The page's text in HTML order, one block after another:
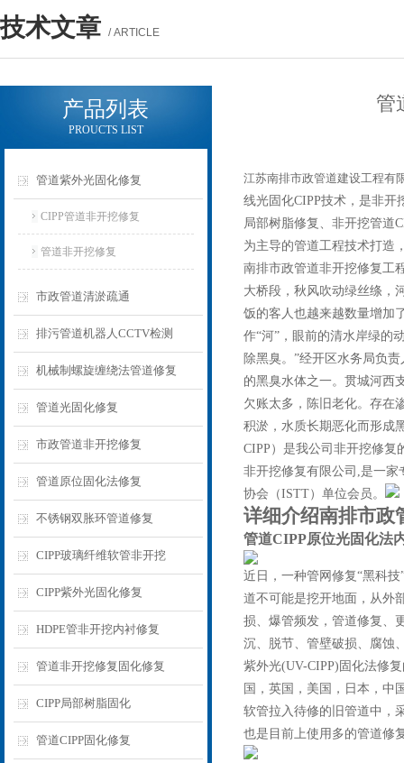
技术文章 / ARTICLE
产品列表
PROUCTS LIST
管道紫外光固化修复
CIPP管道非开挖修复
管道非开挖修复
市政管道清淤疏通
排污管道机器人CCTV检测
机械制螺旋缠绕法管道修复
管道光固化修复
市政管道非开挖修复
管道原位固化法修复
不锈钢双胀环管道修复
CIPP玻璃纤维软管非开挖
CIPP紫外光固化修复
HDPE管非开挖内衬修复
管道非开挖修复固化修复
CIPP局部树脂固化
管道CIPP固化修复
管
江苏南排市政管道建设工程有
线光固化CIPP技术，是非开
局部树脂修复、非开挖管道
为主导的管道工程技术打造
南排市政管道非开挖修复工
大桥段，秋风吹动绿丝绦，
饭的客人也越来越数量增加
作“河”，眼前的清水岸绿的
除黑臭。”经开区水务局负
的黑臭水体之一。贯城河西
欠账太多，陈旧老化。存在
积淤，水质长期恶化而形成
CIPP）是我公司非开挖修复
非开挖修复有限公司,是一家
协会（ISTT）单位会员。
详细介绍南排市政
管道CIPP原位光固化法
近日，一种管网修复“黑科
道不可能是挖开地面，从外
损、爆管频发，管道修复、
沉、脱节、管壁破损、腐蚀
紫外光(UV-CIPP)固化法修
国，英国，美国，日本，中
软管拉入待修的旧管道中，
也是目前上使用多的管道修